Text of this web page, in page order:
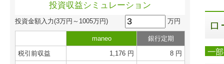
投資収益シミュレーション
投資金額入力(3万円～1005万円) 万円
maneo
銀行定期
税引前収益
1,176 円
8 円
一